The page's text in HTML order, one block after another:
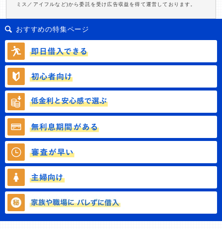
ミス／アイフルなど)から委託を受け広告収益を得て運営しております。
おすすめの特集ページ